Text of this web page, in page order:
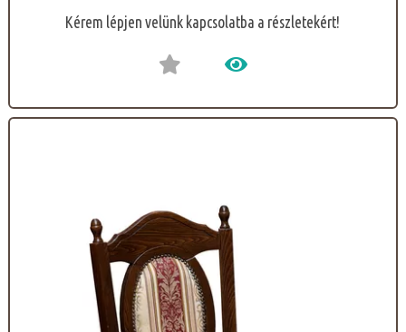
Kérem lépjen velünk kapcsolatba a részletekért!